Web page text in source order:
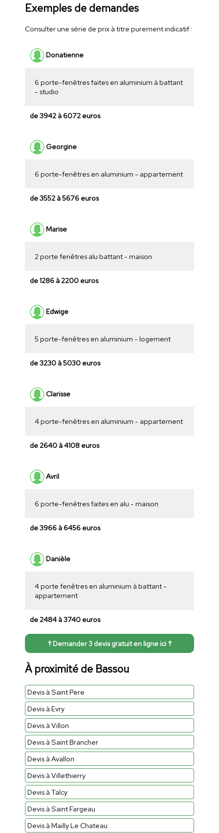
Exemples de demandes
Consulter une série de prix à titre purement indicatif :
Donatienne
6 porte-fenêtres faites en aluminium à battant
- studio
de 3942 à 6072 euros
Georgine
6 porte-fenêtres en aluminium - appartement
de 3552 à 5676 euros
Marise
2 porte fenêtres alu battant - maison
de 1286 à 2200 euros
Edwige
5 porte-fenêtres en aluminium - logement
de 3230 à 5030 euros
Clarisse
4 porte-fenêtres en aluminium - appartement
de 2640 à 4108 euros
Avril
6 porte-fenêtres faites en alu - maison
de 3966 à 6456 euros
Danièle
4 porte fenêtres en aluminium à battant -
appartement
de 2484 à 3740 euros
↑ Demander 3 devis gratuit en ligne ici ↑
À proximité de Bassou
Devis à Saint Pere
Devis à Evry
Devis à Villon
Devis à Saint Brancher
Devis à Avallon
Devis à Villethierry
Devis à Talcy
Devis à Saint Fargeau
Devis à Mailly Le Chateau